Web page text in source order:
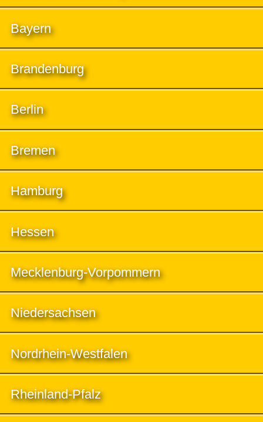
Bayern
Brandenburg
Berlin
Bremen
Hamburg
Hessen
Mecklenburg-Vorpommern
Niedersachsen
Nordrhein-Westfalen
Rheinland-Pfalz